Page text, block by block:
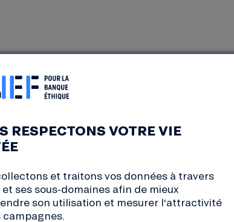
Protégez aussi vos yeux avec les lunettes de
qui combinent des composants provenant
ancestraux et le savoir-faire inégalé des
jurassiens.
RESPECTONS VOTRE VIE
et traitons vos données à travers
et ses sous-domaines afin de mieux
son utilisation et mesurer l'attractivité
campagnes.